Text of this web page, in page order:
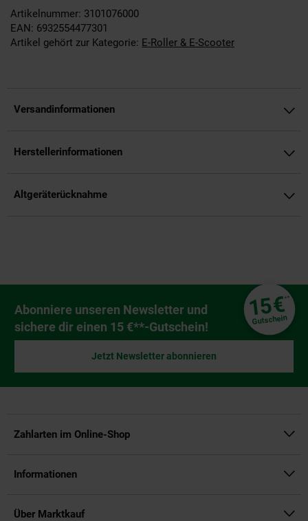
Artikelnummer: 3101076000
EAN: 6932554477301
Artikel gehört zur Kategorie: E-Roller & E-Scooter
Versandinformationen
Herstellerinformationen
Altgeräterücknahme
Newsletter Anmeldung
Abonniere unseren Newsletter und
sichere dir einen 15 €**-Gutschein!
15€**
Gutschein
Jetzt Newsletter abonnieren
Zahlarten im Online-Shop
Informationen
Über Marktkauf